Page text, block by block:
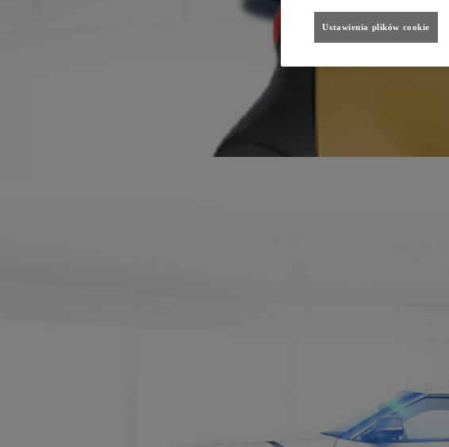
Ustawienia plików cookie